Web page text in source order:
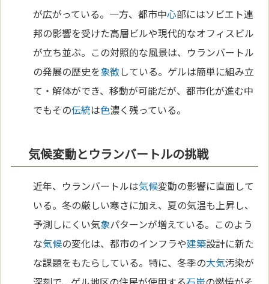
が広がっている。一方、都市中心部にはソビエト連
邦の影響を受けた高層ビルや現代的なオフィスビル
が立ち並ぶ。この対照的な風景は、ウランバートル
の発展の歴史を象徴している。ゲルは簡単に組み立
て・解体ができ、移動が可能だが、都市化が進む中
でもその伝統は色濃く残っている。
気候変動とウランバートルの挑戦
近年、ウランバートルは気候変動の影響に直面して
いる。冬の厳しい寒さに加え、夏の気温も上昇し、
予測しにくい気象パターンが増えている。このよう
な気候の変化は、都市のインフラや建築設計に新た
な課題をもたらしている。特に、冬季の大気汚染が